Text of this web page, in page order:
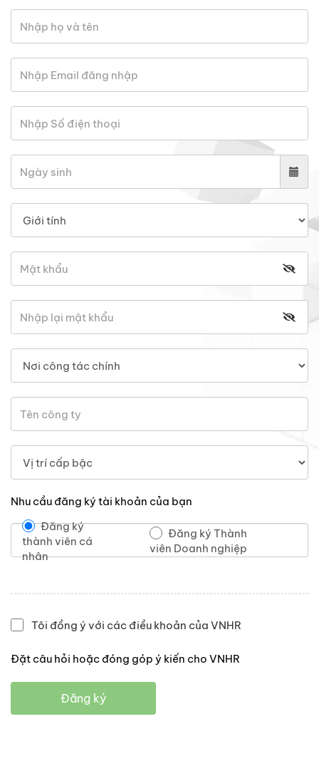
Nhu cầu đăng ký tài khoản của bạn
Đăng ký
thành viên cá
nhân
Đăng ký Thành
viên Doanh nghiệp
Tôi đồng ý với các điều khoản của VNHR
Đặt câu hỏi hoặc đóng góp ý kiến cho VNHR
Đăng ký